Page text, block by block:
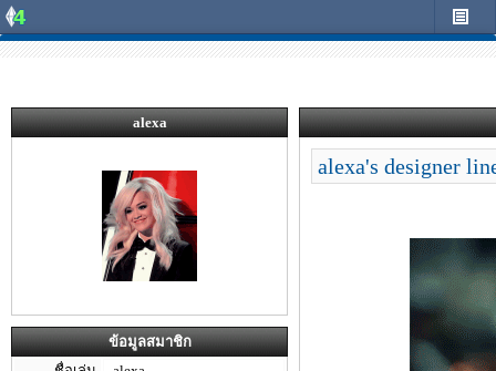
alexa
ข้อมูลสมาชิก
alexa's designer